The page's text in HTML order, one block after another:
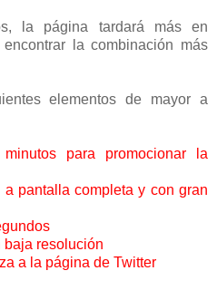
la página tardará más en
la combinación más
elementos de mayor a
para promocionar la
pantalla completa y con gran
baja resolución
a la página de Twitter